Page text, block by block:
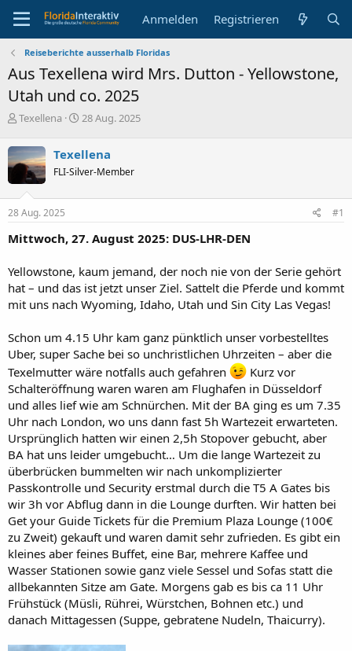
Anmelden Registrieren
Reiseberichte ausserhalb Floridas
Aus Texellena wird Mrs. Dutton - Yellowstone,
Utah und co. 2025
E
s
t
l
l
e
Texellena
E
t
e
l
m
28 Aug. 2025
Texellena
FLI-Silver-Member
28 Aug. 2025 #1
Mittwoch, 27. August 2025: DUS-LHR-DEN
Yellowstone, kaum jemand, der noch nie von der Serie gehört
hat – und das ist jetzt unser Ziel. Sattelt die Pferde und kommt
mit uns nach Wyoming, Idaho, Utah und Sin City Las Vegas!
Schon um 4.15 Uhr kam ganz pünktlich unser vorbestelltes
Uber, super Sache bei so unchristlichen Uhrzeiten – aber die
Texelmutter wäre notfalls auch gefahren
Kurz vor
Schalteröffnung waren waren am Flughafen in Düsseldorf
und alles lief wie am Schnürchen. Mit der BA ging es um 7.35
Uhr nach London, wo uns dann fast 5h Wartezeit erwarteten.
Ursprünglich hatten wir einen 2,5h Stopover gebucht, aber
BA hat uns leider umgebucht… Um die lange Wartezeit zu
überbrücken bummelten wir nach unkomplizierter
Passkontrolle und Security erstmal durch die T5 A Gates bis
wir 3h vor Abflug dann in die Lounge durften. Wir hatten bei
Get your Guide Tickets für die Premium Plaza Lounge (100€
zu Zweit) gekauft und waren damit sehr zufrieden. Es gibt ein
kleines aber feines Buffet, eine Bar, mehrere Kaffee und
Wasser Stationen sowie ganz viele Sessel und Sofas statt die
allbekannten Sitze am Gate. Morgens gab es bis ca 11 Uhr
Frühstück (Müsli, Rührei, Würstchen, Bohnen etc.) und
danach Mittagessen (Suppe, gebratene Nudeln, Thaicurry).